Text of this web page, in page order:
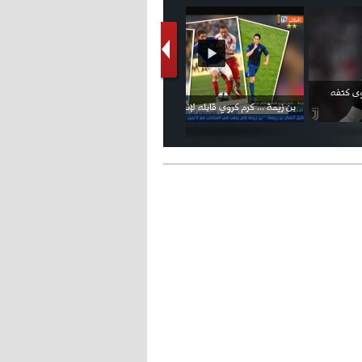
فيديو الإعلان الرسمي عن شعار بطولة كأس
العالم FIFA قطر 2022